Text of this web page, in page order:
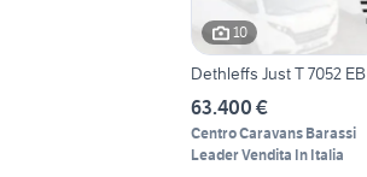
10
Dethleffs Just T 7052 EB
63.400 €
Centro Caravans Barassi
Leader Vendita In Italia